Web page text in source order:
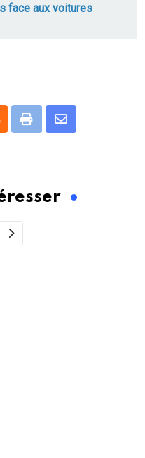
face aux voitures
Print
Share